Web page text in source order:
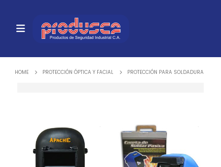
HOME PROTECCIÓN ÓPTICA Y FACIAL PROTECCIÓN PARA SOLDADURA